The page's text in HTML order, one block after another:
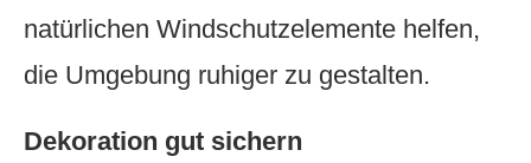
natürlichen Windschutzelemente helfen,
die Umgebung ruhiger zu gestalten.
Dekoration gut sichern